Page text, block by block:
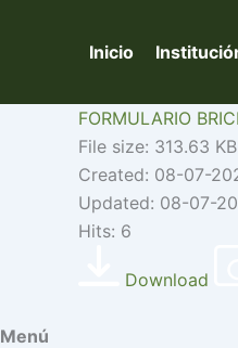
Inicio
FORMULARIO
File size: 313.63 KB
Created: 08-07-
Updated: 08-07-
Hits: 6
Download
Menú